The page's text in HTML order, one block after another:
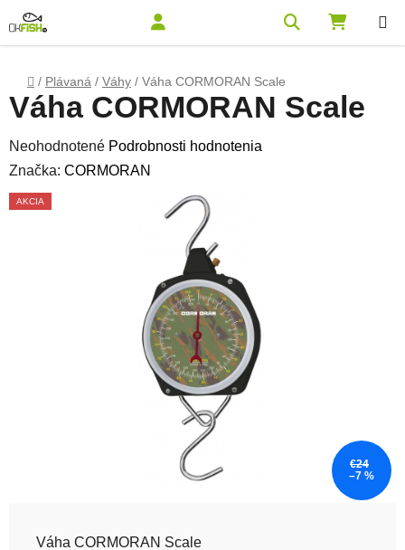
Domov
/ Plávaná / Váhy / Váha CORMORAN Scale
Váha CORMORAN Scale
Váha CORMORAN Scale
Priemerné hodnotenie produktu je 0,0 z 5 hviezdičiek.
Neohodnotené Podrobnosti hodnotenia
Značka: CORMORAN
AKCIA
€24
–7 %